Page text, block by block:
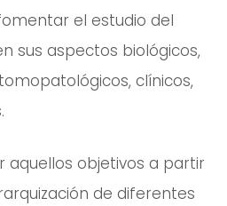
el estudio del
sus aspectos biológicos,
clínicos,
aquellos objetivos a partir
de diferentes